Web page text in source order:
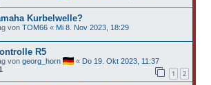
Kurbelwelle?
von TOM66« Mi 8. Nov 2023, 18:29
R5
von georg_horn « Do 19. Okt 2023, 11:37
1 2